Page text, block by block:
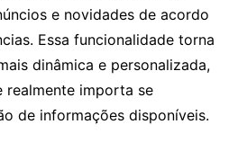
e novidades de acordo
Essa funcionalidade torna
dinâmica e personalizada,
realmente importa se
de informações disponíveis.